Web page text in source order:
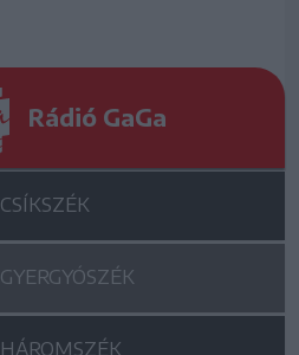
Rádió GaGa
CSÍKSZÉK
GYERGYÓSZÉK
HÁROMSZÉK